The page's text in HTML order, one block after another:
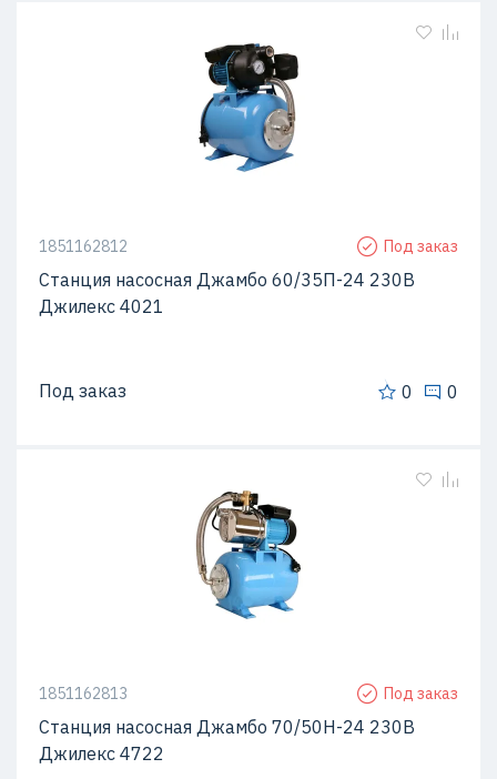
1851162812 Под заказ
Станция насосная Джамбо 60/35П-24 230В
Джилекс 4021
Под заказ 0 0
1851162813 Под заказ
Станция насосная Джамбо 70/50Н-24 230В
Джилекс 4722